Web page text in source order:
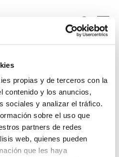
propias y de terceros con la
contenido y los anuncios,
sociales y analizar el tráfico.
sobre el uso que
partners de redes
web, quienes pueden
que les haya
datos personales, de conformidad con lo
.